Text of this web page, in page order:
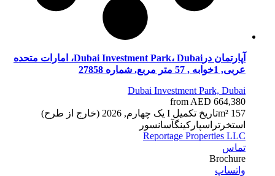
آپارتمان درDubai Investment Park، Dubai، امارات متحده
عربی, 1خوابه , 57 متر مربع. شماره 27858
Dubai Investment Park, Dubai
from AED 664,380
1 57 m² تاریخ تکمیل I یک چهارم, 2026 (خارج از طرح)
استخر تراسپارکینگآسانسور
Reportage Properties LLC
تماس
Brochure
واتساپ